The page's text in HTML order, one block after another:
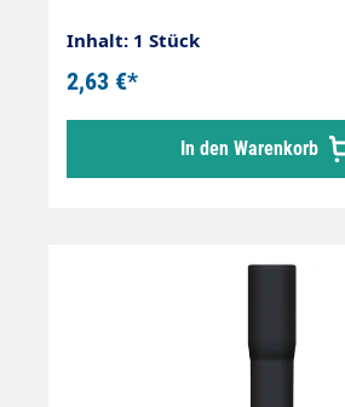
Inhalt: 1 Stück
2,63 €*
In den Warenkorb